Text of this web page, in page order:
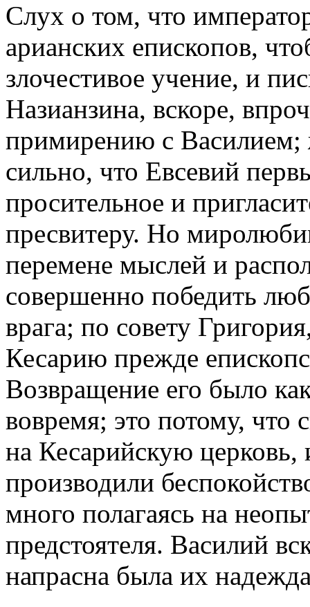
Слух о том, что
арианских епископов,
злочестивое учение, и
Назианзина, вскоре,
примирению с Василием;
сильно, что Евсевий
просительное и
пресвитеру. Но
перемене мыслей и
совершенно победить
врага; по совету
Кесарию прежде
Возвращение его было
вовремя; это потому, что
на Кесарийскую
производили
много полагаясь на
предстоятеля. Василий
напрасна была их